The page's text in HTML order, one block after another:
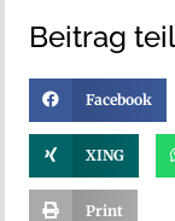
Beitrag
Facebook
XING
Print